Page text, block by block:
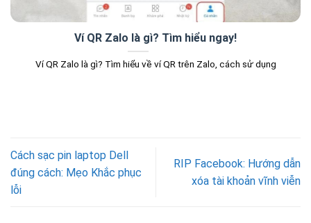
Ví QR Zalo là gì? Tìm hiểu ngay!
Ví QR Zalo là gì? Tìm hiểu về ví QR trên Zalo, cách sử dụng
Cách sạc pin laptop Dell
đúng cách: Mẹo Khắc phục
lỗi
RIP Facebook: Hướng dẫn
xóa tài khoản vĩnh viễn